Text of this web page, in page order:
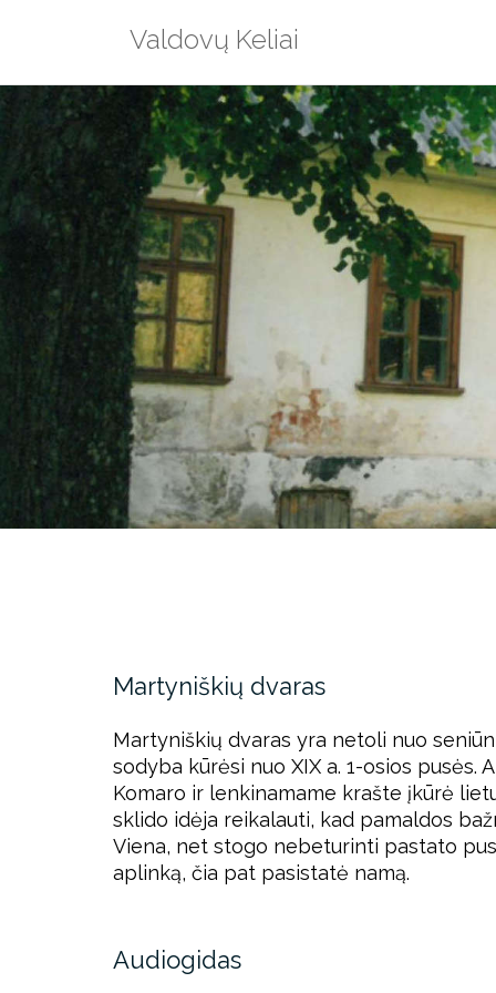
Valdovų Keliai
Martyniškių dvaras
Martyniškių dvaras yra netoli nuo
sodyba kūrėsi nuo XIX a. 1-osios
Komaro ir lenkinamame krašte įkūrė
sklido idėja reikalauti, kad pamaldos
Viena, net stogo nebeturinti pastato
aplinką, čia pat pasistatė namą.
Audiogidas